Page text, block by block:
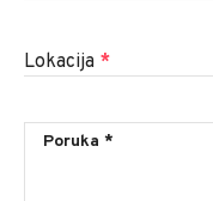
Lokacija *